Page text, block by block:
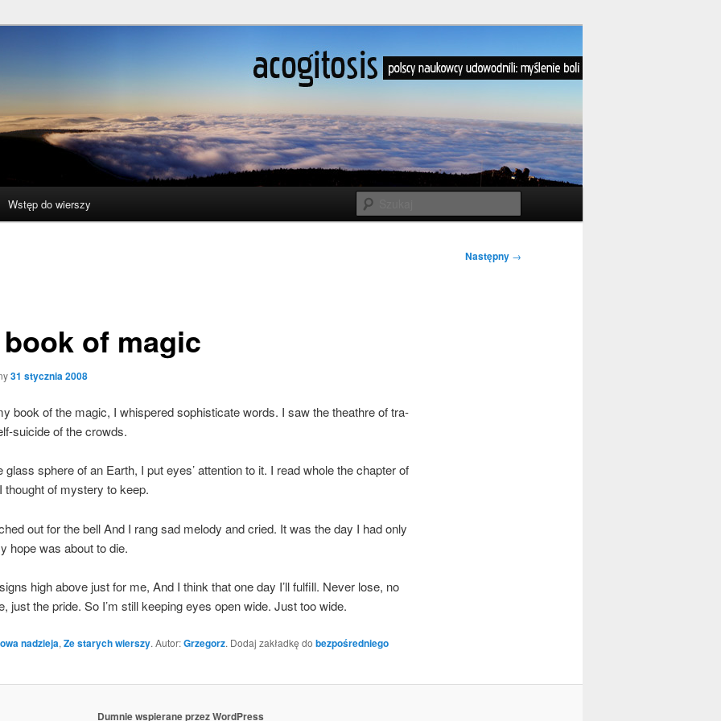
boli
Wstęp do wierszy
Następny →
of magic
31 stycznia 2008
book of the magic, I whi­spe­red sophi­sti­ca­te words. I saw the the­ath­re of tra­
suici­de of the crowds.
glass sphe­re of an Earth, I put eyes’ atten­tion to it. I read who­le the chap­ter of
tho­ught of myste­ry to keep.
out for the bell And I rang sad melo­dy and cried. It was the day I had only
hope was abo­ut to die.
high abo­ve just for me, And I think that one day I’ll ful­fill. Never lose, no
just the pri­de. So I’m still keeping eyes open wide. Just too wide.
nadzieja, Ze starych wierszy. Autor:Grzegorz. Dodaj zakładkę do bezpośredniego
Dumnie wspierane przez WordPress